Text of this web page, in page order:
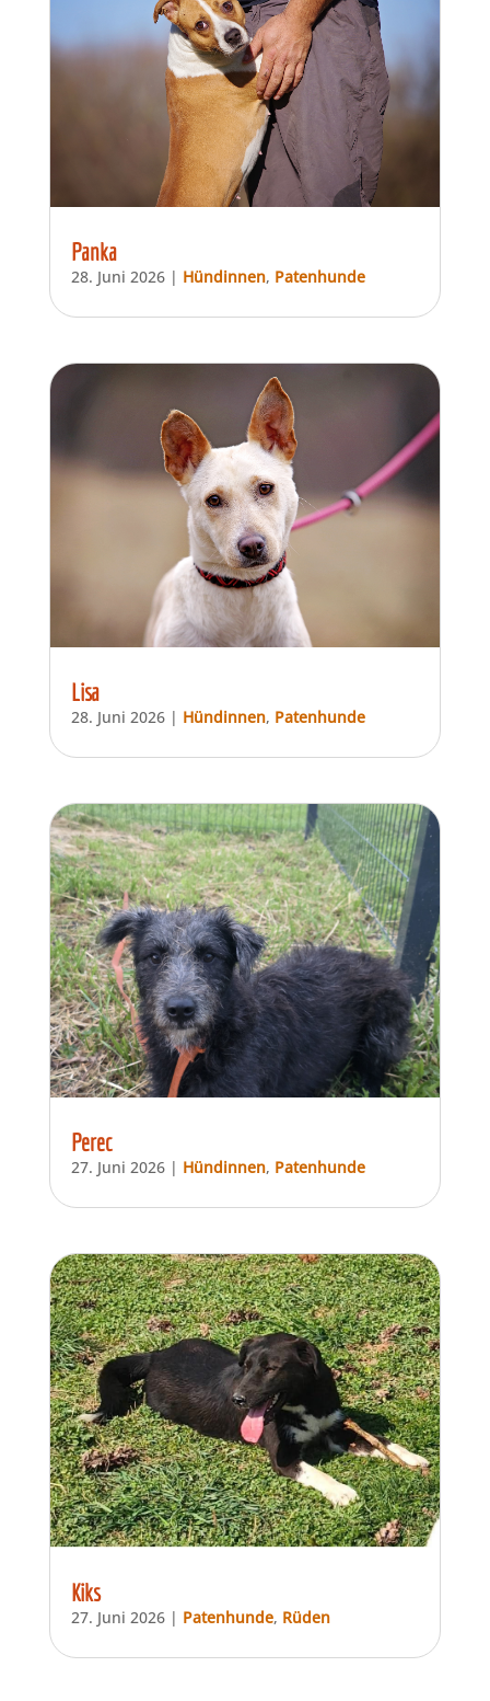
Panka
28. Juni 2026| Hündinnen, Patenhunde
Lisa
28. Juni 2026| Hündinnen, Patenhunde
Perec
27. Juni 2026| Hündinnen, Patenhunde
Kiks
27. Juni 2026| Patenhunde, Rüden